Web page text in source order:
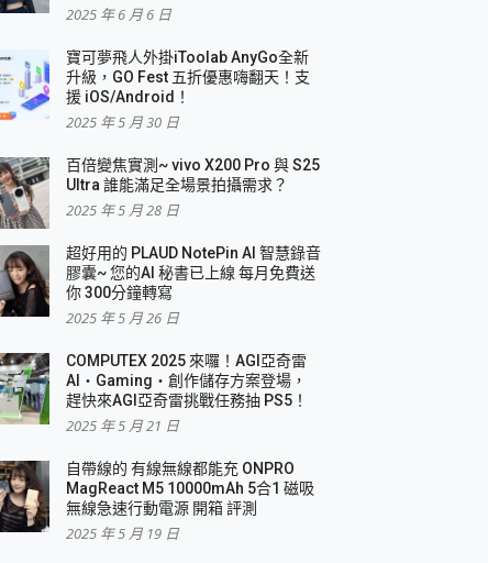
2025 年 6 月 6 日
寶可夢飛人外掛iToolab AnyGo全新
升級，GO Fest 五折優惠嗨翻天！支
援 iOS/Android！
2025 年 5 月 30 日
百倍變焦實測~ vivo X200 Pro 與 S25
Ultra 誰能滿足全場景拍攝需求？
2025 年 5 月 28 日
超好用的 PLAUD NotePin AI 智慧錄音
膠囊~ 您的AI 秘書已上線 每月免費送
你 300分鐘轉寫
2025 年 5 月 26 日
COMPUTEX 2025 來囉！AGI亞奇雷
AI・Gaming・創作儲存方案登場，
趕快來AGI亞奇雷挑戰任務抽 PS5！
2025 年 5 月 21 日
自帶線的 有線無線都能充 ONPRO
MagReact M5 10000mAh 5合1 磁吸
無線急速行動電源 開箱 評測
2025 年 5 月 19 日